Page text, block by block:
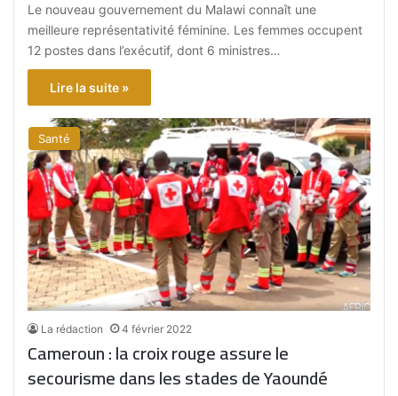
Le nouveau gouvernement du Malawi connaît une
meilleure représentativité féminine. Les femmes occupent
12 postes dans l’exécutif, dont 6 ministres…
Lire la suite »
Santé
La rédaction 4 février 2022
Cameroun : la croix rouge assure le
secourisme dans les stades de Yaoundé